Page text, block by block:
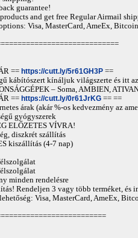
guarantee!
and get free Regular Airmail
Visa, MasterCard, AmeEx,
== https://cutt.ly/5r61GH3P ==
kábítószert kínáljuk világszerte és itt
– Soma, AMBIEN,
== https://cutt.ly/0r61JrKG == ==
árak (akár %-os kedvezmény az
gyógyszerek
ELŐZETES VÍVRA!
diszkrét szállítás
kiszállítás (4-7 nap)
minden rendelésre
Rendeljen 3 vagy több terméket, és
Visa, MasterCard, AmeEx,